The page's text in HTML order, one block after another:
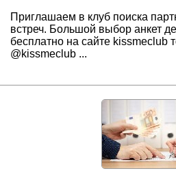
Приглашаем в клуб поиска
встреч. Большой выбор анкет
бесплатно на сайте kissmeclub
@kissmeclub ...